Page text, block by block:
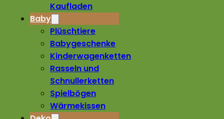
Kaufladen
Baby
Plüschtiere
Babygeschenke
Kinderwagenketten
Rasseln und
Schnullerketten
Spielbögen
Wärmekissen